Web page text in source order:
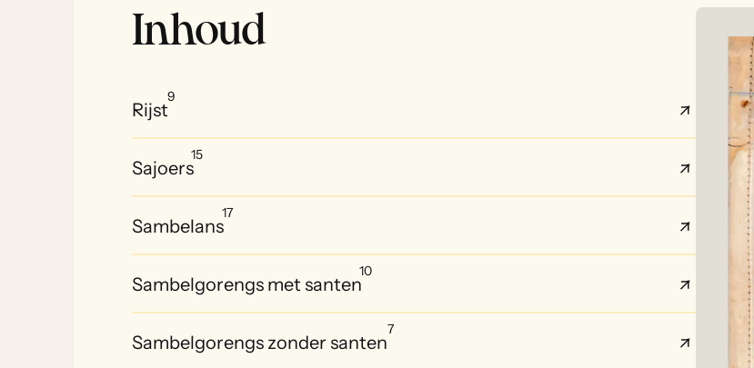
Inhoud
Rijst
9
Sajoers
15
Sambelans
17
Sambelgorengs met santen
10
Sambelgorengs zonder santen
7